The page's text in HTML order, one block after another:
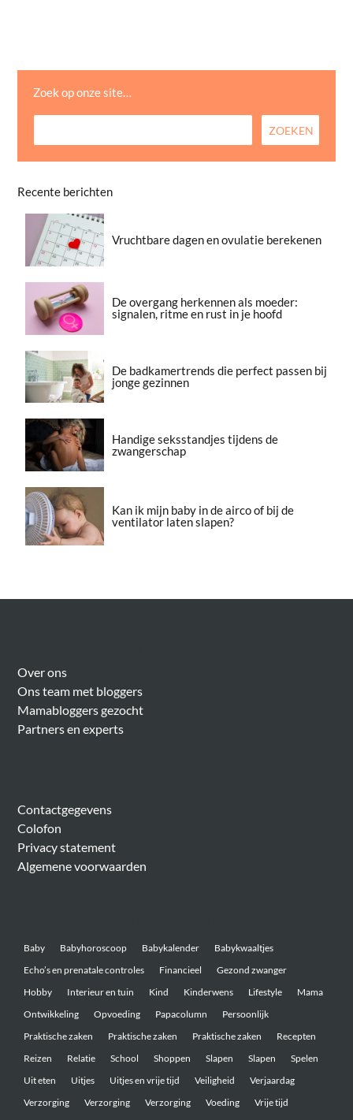
Zoek op onze site…
Recente berichten
Vruchtbare dagen en ovulatie berekenen
De overgang herkennen als moeder:
signalen, ritme en rust in je hoofd
De badkamertrends die perfect passen bij
jonge gezinnen
Handige seksstandjes tijdens de
zwangerschap
Kan ik mijn baby in de airco of bij de
ventilator laten slapen?
Over ons
Ons team met bloggers
Mamabloggers gezocht
Partners en experts
Contactgegevens
Colofon
Privacy statement
Algemene voorwaarden
Baby Babyhoroscoop Babykalender
Babykwaaltjes
Echo’s en prenatale controles
Financieel
Gezond zwanger
Hobby
Interieur en tuin Kind Kinderwens Lifestyle
Mama
Ontwikkeling
Opvoeding Papacolumn
Persoonlijk
Praktische zaken
Praktische zaken Praktische zaken
Recepten
Reizen
Relatie School Shoppen Slapen Slapen
Spelen
Uit eten
Uitjes Uitjes en vrije tijd Veiligheid
Verjaardag
Verzorging
Verzorging Verzorging Voeding
Vrije tijd